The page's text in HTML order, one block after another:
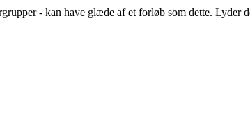
- kan have glæde af et forløb som dette. Lyder